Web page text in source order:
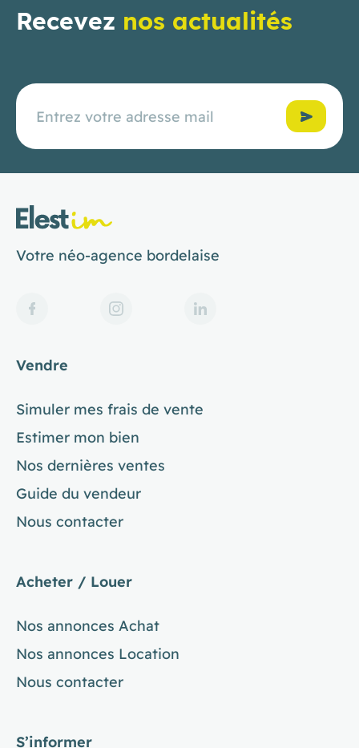
Recevez nos actualités
Votre néo-agence bordelaise
Vendre
Simuler mes frais de vente
Estimer mon bien
Nos dernières ventes
Guide du vendeur
Nous contacter
Acheter / Louer
Nos annonces Achat
Nos annonces Location
Nous contacter
S’informer